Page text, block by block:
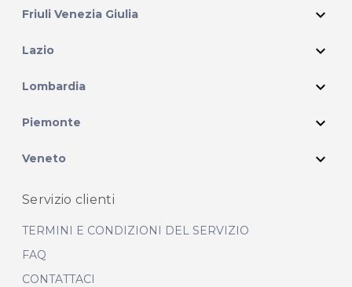
Friuli Venezia Giulia expand_more
Lazio expand_more
Lombardia expand_more
Piemonte expand_more
Veneto expand_more
Servizio clienti
TERMINI E CONDIZIONI DEL SERVIZIO
FAQ
CONTATTACI